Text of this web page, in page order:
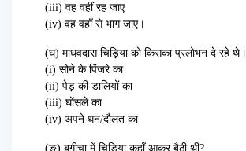
(iii) वह वहीं रह जाए
(iv) वह वहाँ से भाग जाए।
(घ) माधवदास चिड़िया को किसका प्रलोभन दे रहे थे।
(i) सोने के पिंजरे का
(ii) पेड़ की डालियों का
(iii) घोंसले का
(iv) अपने धन/दौलत का
(ङ) बगीचा में चिड़िया कहाँ आकर बैठी थी?